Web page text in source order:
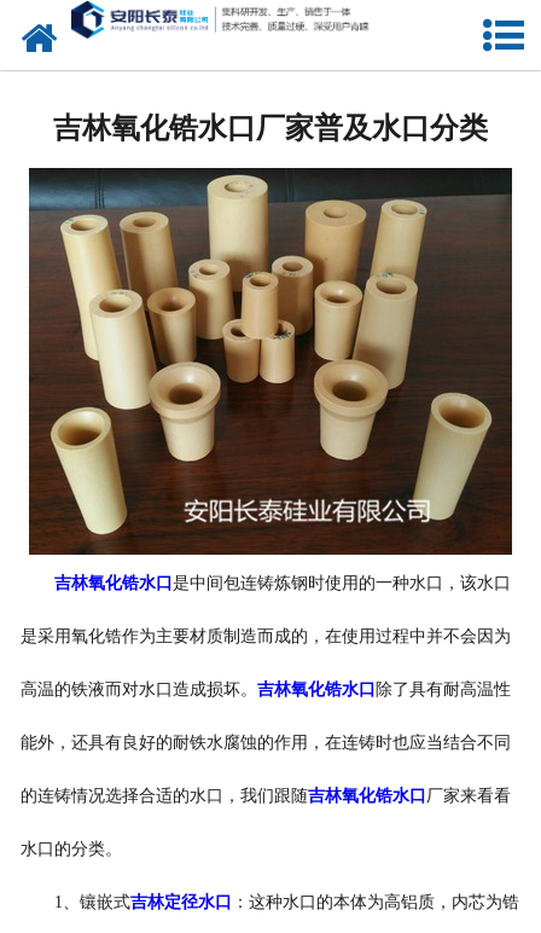
网站首页
中间包水口
定径水口
产品中心
新闻中心
联系我们
吉林氧化锆水口厂家普及水口分类
吉林氧化锆水口 是中间包连铸炼钢时使用的一种水口，该水口
是采用氧化锆作为主要材质制造而成的，在使用过程中并不会因为
高温的铁液而对水口造成损坏。 吉林氧化锆水口 除了具有耐高温性
能外，还具有良好的耐铁水腐蚀的作用，在连铸时也应当结合不同
的连铸情况选择合适的水口，我们跟随吉林氧化锆水口 厂家来看看
水口的分类。
1、镶嵌式吉林定径水口 ：这种水口的本体为高铝质，内芯为锆